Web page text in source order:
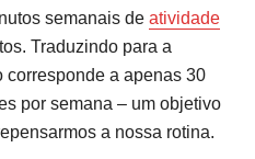
semanais de atividade
Traduzindo para a
corresponde a apenas 30
por semana – um objetivo
a nossa rotina.